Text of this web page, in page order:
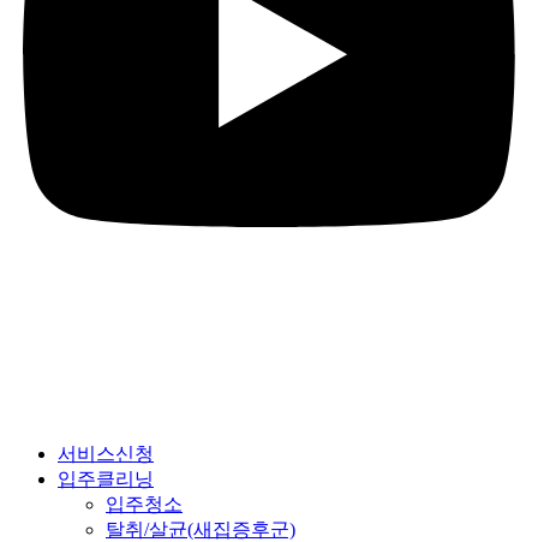
서비스신청
입주클리닝
입주청소
탈취/살균(새집증후군)